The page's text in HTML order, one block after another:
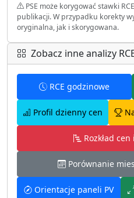
PSE może korygować stawki
publikacji. W przypadku korekty
oryginalna, jak i skorygowana.
Zobacz inne analizy
RCE godzinowe
Profil dzienny cen
Rozkład
Porównanie
Orientacje paneli PV